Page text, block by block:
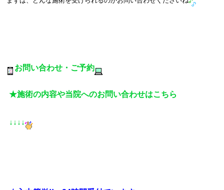
お問い合わせ・ご予約
★施術の内容や当院へのお問い合わせはこちら
↓↓↓↓